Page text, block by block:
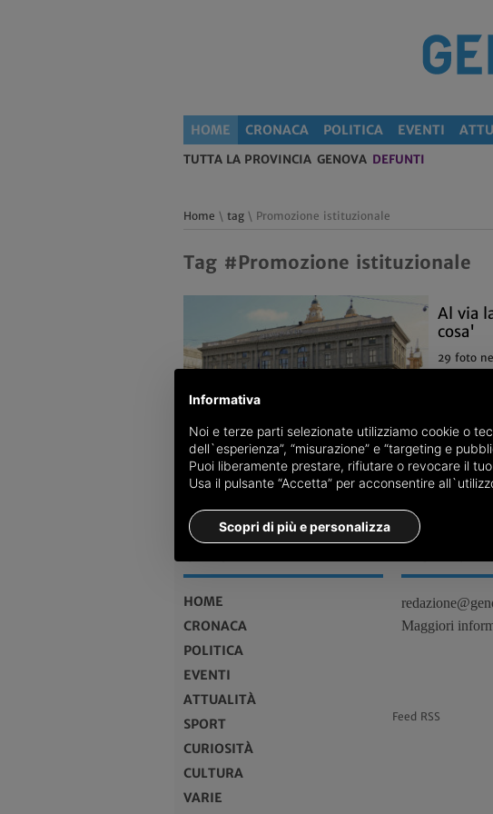
HOME CRONACA POLITICA EVENTI
TUTTA LA PROVINCIA GENOVA DEFUNTI
Home \ tag \ Promozione istituzionale
Tag #Promozione istituzionale
Al via
cosa'
29 foto
07/03
HOME
CRONACA
POLITICA
EVENTI
ATTUALITÀ
SPORT
CURIOSITÀ
CULTURA
VARIE
Maggiori
Feed RSS
Informativa
Noi e terze parti selezionate utilizziamo cookie o
dell`esperienza”, “misurazione” e “targeting e
Puoi liberamente prestare, rifiutare o revocare il
Usa il pulsante “Accetta” per acconsentire
Scopri di più e personalizza